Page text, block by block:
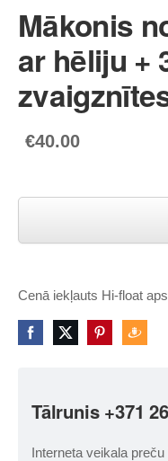
Tālrunis +371
Interneta veikala
Mākonis
ar hēliju +
€40.00
Cenā iekļauts Hi-float